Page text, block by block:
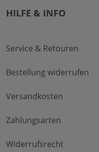
HILFE & INFO
Service & Retouren
Bestellung widerrufen
Versandkosten
Zahlungsarten
Widerrufsrecht